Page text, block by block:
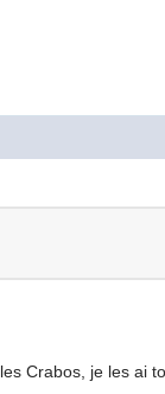
Crabos, je les ai